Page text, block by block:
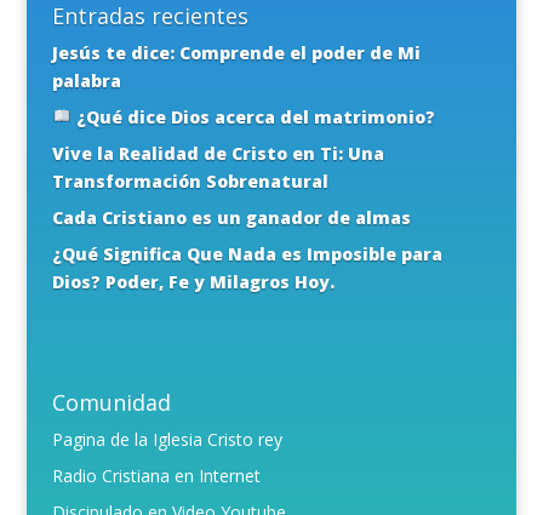
Entradas recientes
Jesús te dice: Comprende el poder de Mi
palabra
¿Qué dice Dios acerca del matrimonio?
Vive la Realidad de Cristo en Ti: Una
Transformación Sobrenatural
Cada Cristiano es un ganador de almas
¿Qué Significa Que Nada es Imposible para
Dios? Poder, Fe y Milagros Hoy.
Comunidad
Pagina de la Iglesia Cristo rey
Radio Cristiana en Internet